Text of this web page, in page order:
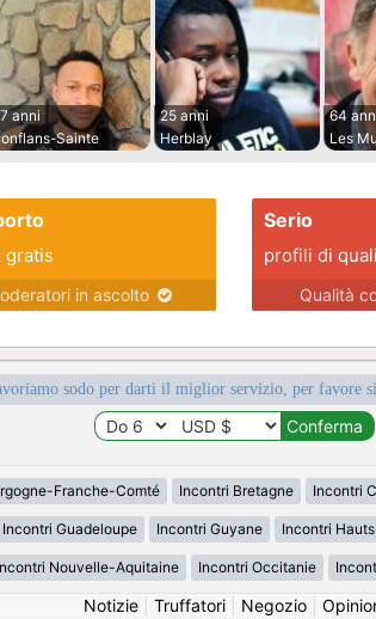
anni
Sainte
25 anni
Herblay
64
Les
gratis
in ascolto
Serio
profili di
Qualità
sodo per darti il miglior servizio, per favore
Franche-Comté Incontri Bretagne Incontri
Incontri Guadeloupe Incontri Guyane Incontri
Nouvelle-Aquitaine Incontri Occitanie
Notizie| Truffatori| Negozio|